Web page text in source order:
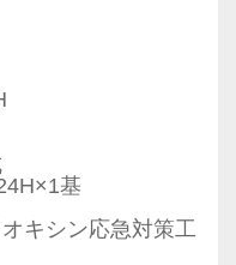
基
キシン応急対策工